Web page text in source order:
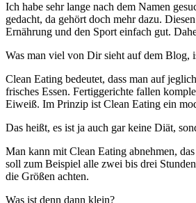
Ich habe sehr lange nach dem Namen
gedacht, da gehört doch mehr dazu.
Ernährung und den Sport einfach gut.
Was man viel von Dir sieht auf dem Blog,
Clean Eating bedeutet, dass man auf
frisches Essen. Fertiggerichte fallen
Eiweiß. Im Prinzip ist Clean Eating ein
Das heißt, es ist ja auch gar keine Diät,
Man kann mit Clean Eating abnehmen,
soll zum Beispiel alle zwei bis drei
die Größen achten.
Was ist denn dann klein?